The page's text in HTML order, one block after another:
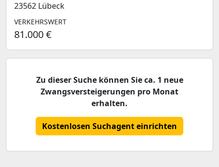
23562 Lübeck
VERKEHRSWERT
81.000 €
Zu dieser Suche können Sie ca. 1 neue
Zwangsversteigerungen pro Monat
erhalten.
Kostenlosen Suchagent einrichten